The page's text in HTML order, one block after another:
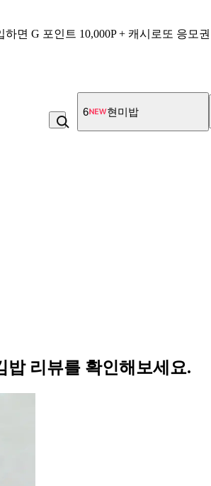
하면 G 포인트 10,000P + 캐시로또 응모
7 고100 촉촉 고구마 스틱
밥 리뷰를 확인해보세요.